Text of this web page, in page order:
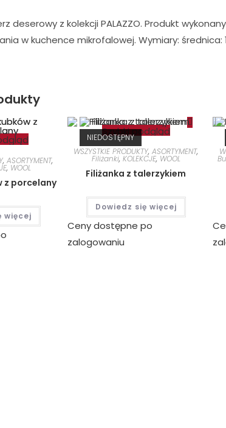
deserowy z kolekcji PALAZZO. Produkt
w kuchence mikrofalowej. Wymiary: średnica:
,ASORTYMENT,
, WOOL
z porcelany
więcej
NIEDOSTĘPNY
Szybki podgląd
WSZYSTKIE PRODUKTY,ASORTYMENT,
Filiżanki, KOLEKCJE, WOOL
Filiżanka z talerzykiem
Dowiedz się więcej
Ceny dostępne po
zalogowaniu